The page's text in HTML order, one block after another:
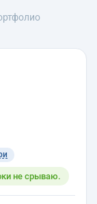
не срываю.